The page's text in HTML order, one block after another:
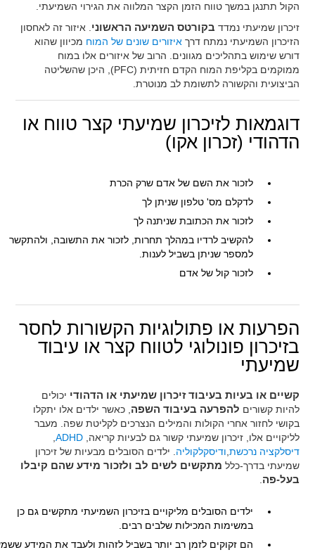
הקול תתנגן במשך טווח הזמן הקצר המלווה את הגירוי השמיעתי.
זיכרון שמיעתי נמדד בקורטס השמיעה הראשוני . איזור זה לאחסון
הזיכרון השמיעתי נמתח דרךאיזורים שונים של המוח מכיוון שהוא
דורש שימוש בתהליכים מגוונים. הרוב של איזורים אלו במוח
ממוקמים בקליפת המוח הקדם חזיתית (PFC), היכן שהשליטה
הביצועית והקשורה לתשומת לב מנוטרת.
דוגמאות לזיכרון שמיעתי קצר טווח או
הדהודי (זכרון אקו)
לזכור את השם של אדם שרק הכרת
לדקלם מס' טלפון שניתן לך
לזכור את הכתובת שניתנה לך
להקשיב לרדיו במהלך תחרות, לזכור את התשובה, ולהתקשר
למספר שניתן בשביל לענות.
לזכור קול של אדם
הפרעות או פתולוגיות הקשורות לחסר
בזיכרון פונולוגי לטווח קצר או עיבוד
שמיעתי
קשיים או בעיות בעיבוד זיכרון שמיעתי או הדהודי יכולים
להיות קשורים להפרעה בעיבוד השפה , כאשר ילדים אלו יתקלו
בקושי לחזור אחרי הקולות והמילים הנצרכים לקליטת שפה. מעבר
לליקויים אלו, זיכרון שמיעתי קשור גם לבעיות קריאה,ADHD
דיסלקציה נרכשת ודיסקלקוליה . ילדים הסובלים מבעיות של זיכרון
שמיעתי בדרך-כלל מתקשים לשים לב ולזכור מידע שהם קיבלו
בעל-פה
ילדים הסובלים מליקויים בזיכרון השמיעתי מתקשים גם כן
במשימות המכילות שלבים רבים.
הם זקוקים לזמן רב יותר בשביל לזהות ולעבד את המידע